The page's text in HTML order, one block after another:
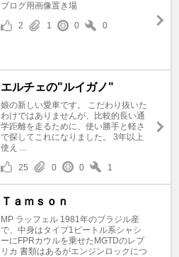
ブログ用画像置き場
2
1 0 0
エルチェの"ルイガノ"
娘の新しい愛車です。 こだわり抜いた
わけではありませんが、比較的長い通
学距離を走るために、使い勝手と軽さ
で探してこれになりました。 3年以上
使え ...
25
0 0 1
Ｔａｍｓｏｎ
MP ラッフェル 1981年のブラジル産
で、中身はタイプ1ビートル系シャシ
ーにFPRカウルを乗せたMGTDのレプ
リカ 書類はあるがエンジンロックにつ